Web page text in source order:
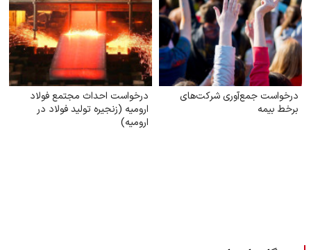
درخواست جمع‌آوری شرکت‌های
برخط بیمه
درخواست احداث مجتمع فولاد
ارومیه (زنجیره تولید فولاد در
ارومیه)